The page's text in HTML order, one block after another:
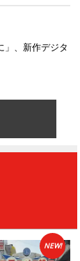
」、新作デジタ
NEW!